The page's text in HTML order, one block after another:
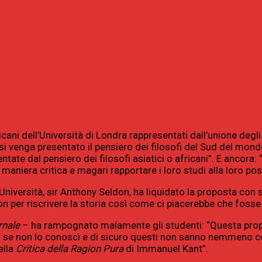
dell’Università di Londra rappresentati dall’unione
venga presentato il pensiero dei filosofi del Sud del
dal pensiero dei filosofi asiatici o africani”. E
critica e magari rapportare i loro studi alla loro
sir Anthony Seldon, ha liquidato la proposta
per riscrivere la storia così come ci piacerebbe che fosse
– ha rampognato malamente gli studenti: “Questa
non lo conosci e di sicuro questi non sanno nemmeno
Critica della Ragion Puradi Immanuel Kant”.